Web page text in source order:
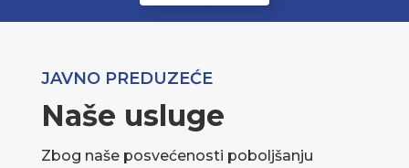
JAVNO PREDUZEĆE
Naše usluge
Zbog naše posvećenosti poboljšanju